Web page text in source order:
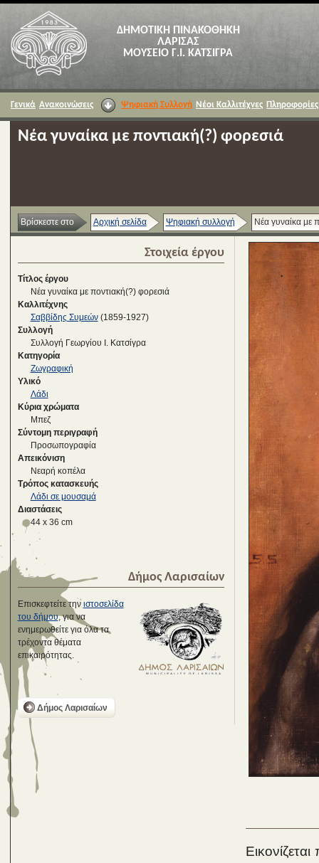
ΔΗΜΟΤΙΚΗ ΠΙΝΑΚΟΘΗΚΗ
ΛΑΡΙΣΑΣ
ΜΟΥΣΕΙΟ Γ.Ι. ΚΑΤΣΙΓΡΑ
Γενικά Ανακοινώσεις Ψηφιακή Συλλογή Νέοι Καλλιτέχνες Πληροφορίες
Νέα γυναίκα με ποντιακή(?) φορεσιά
Βρίσκεστε στο Αρχική σελίδα Ψηφιακή συλλογή Νέα γυναίκα με
Στοιχεία έργου
Τίτλος έργου
Νέα γυναίκα με ποντιακή(?) φορεσιά
Καλλιτέχνης
Σαββίδης Συμεών(1859-1927)
Συλλογή
Συλλογή Γεωργίου Ι. Κατσίγρα
Κατηγορία
Ζωγραφική
Υλικό
Λάδι
Κύρια χρώματα
Μπεζ
Σύντομη περιγραφή
Προσωπογραφία
Απεικόνιση
Νεαρή κοπέλα
Τρόπος κατασκευής
Λάδι σε μουσαμά
Διαστάσεις
44 x 36 cm
Δήμος Λαρισαίων
Επισκεφτείτε την ιστοσελίδα
του δήμου, για να
ενημερωθείτε για όλα τα
τρέχοντα θέματα
επικαιρότητας.
Δήμος Λαρισαίων